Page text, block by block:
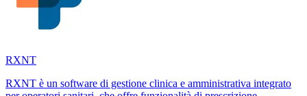
RXNT
RXNT è un software di gestione clinica e amministrativa integrato